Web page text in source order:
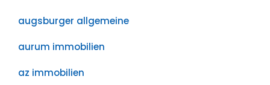
augsburger allgemeine
aurum immobilien
az immobilien